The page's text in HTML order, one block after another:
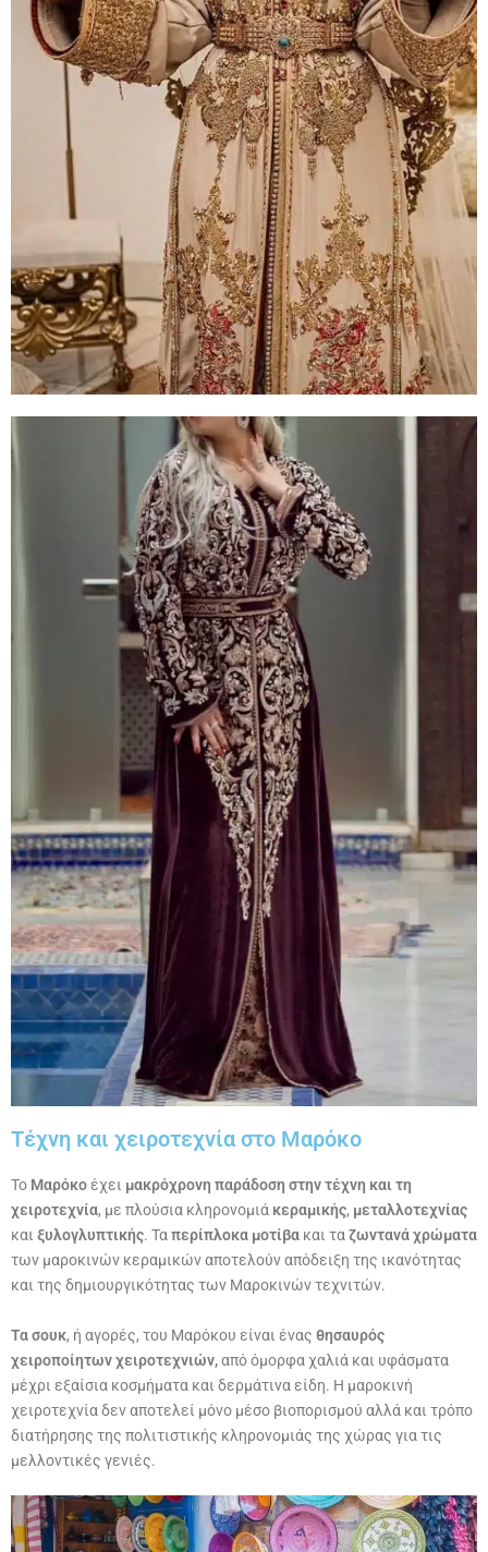
Τέχνη και χειροτεχνία στο Μαρόκο
Το Μαρόκοέχει μακρόχρονη παράδοση στην τέχνη και τη
χειροτεχνία, με πλούσια κληρονομιά κεραμικής, μεταλλοτεχνίας
και ξυλογλυπτικής. Τα περίπλοκα μοτίβα και τα ζωντανά χρώματα
των μαροκινών κεραμικών αποτελούν απόδειξη της ικανότητας
και της δημιουργικότητας των Μαροκινών τεχνιτών.
Τα σουκ, ή αγορές, του Μαρόκου είναι ένας θησαυρός
χειροποίητων χειροτεχνιών,από όμορφα χαλιά και υφάσματα
μέχρι εξαίσια κοσμήματα και δερμάτινα είδη. Η μαροκινή
χειροτεχνία δεν αποτελεί μόνο μέσο βιοπορισμού αλλά και τρόπο
διατήρησης της πολιτιστικής κληρονομιάς της χώρας για τις
μελλοντικές γενιές.